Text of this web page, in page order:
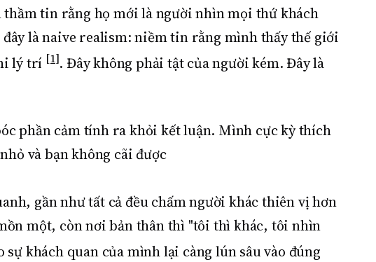
thầm tin rằng họ mới là người nhìn mọi thứ khách
là naive realism: niềm tin rằng mình thấy thế giới
lý trí [1]. Đây không phải tật của người kém. Đây là
phần cảm tính ra khỏi kết luận. Mình cực kỳ thích
và bạn không cãi được
gần như tất cả đều chấm người khác thiên vị hơn
một, còn nơi bản thân thì "tôi thì khác, tôi nhìn
khách quan của mình lại càng lún sâu vào đúng